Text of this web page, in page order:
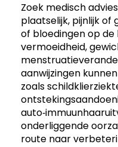
Zoek medisch
plaatselijk, pijnlijk
of bloedingen op de
vermoeidheid,
aanwijzingen
zoals
onderliggende
route naar